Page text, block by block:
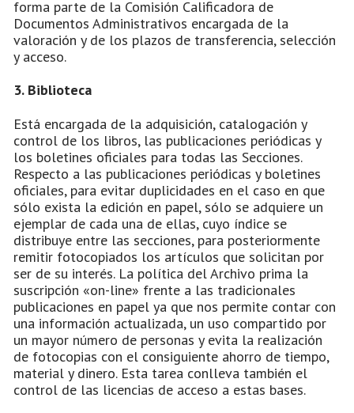
forma parte de la Comisión Calificadora de
Documentos Administrativos encargada de la
valoración y de los plazos de transferencia, selección
y acceso.
3. Biblioteca
Está encargada de la adquisición, catalogación y
control de los libros, las publicaciones periódicas y
los boletines oficiales para todas las Secciones.
Respecto a las publicaciones periódicas y boletines
oficiales, para evitar duplicidades en el caso en que
sólo exista la edición en papel, sólo se adquiere un
ejemplar de cada una de ellas, cuyo índice se
distribuye entre las secciones, para posteriormente
remitir fotocopiados los artículos que solicitan por
ser de su interés. La política del Archivo prima la
suscripción «on-line» frente a las tradicionales
publicaciones en papel ya que nos permite contar con
una información actualizada, un uso compartido por
un mayor número de personas y evita la realización
de fotocopias con el consiguiente ahorro de tiempo,
material y dinero. Esta tarea conlleva también el
control de las licencias de acceso a estas bases.